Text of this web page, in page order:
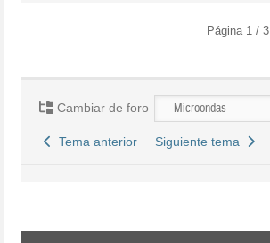
Página 1 / 3
Cambiar de foro
Tema anterior Siguiente tema